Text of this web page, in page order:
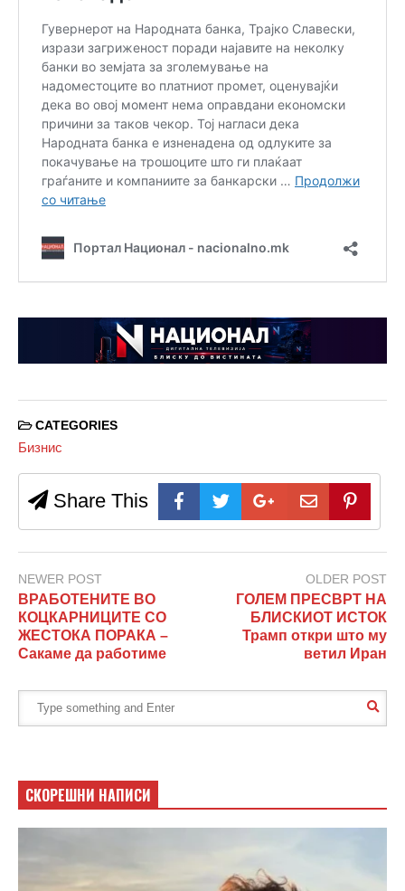
CATEGORIES
Бизнис
Share This
NEWER POST
ВРАБОТЕНИТЕ ВО
КОЦКАРНИЦИТЕ СО
ЖЕСТОКА ПОРАКА –
Сакаме да работиме
OLDER POST
ГОЛЕМ ПРЕСВРТ НА
БЛИСКИОТ ИСТОК
Трамп откри што му
ветил Иран
СКОРЕШНИ НАПИСИ